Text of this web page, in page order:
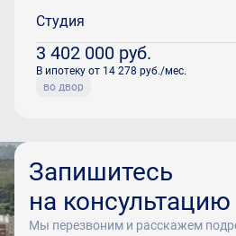
Студия
3 402 000 руб.
В ипотеку от 14 278 руб./мес.
во двор
Запишитесь
на консультацию
Мы перезвоним и расскажем